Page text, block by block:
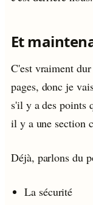
Et
C'est vraiment
pages, donc je
s'il y a des points
il y a une section
Déjà, parlons du
La sécurité